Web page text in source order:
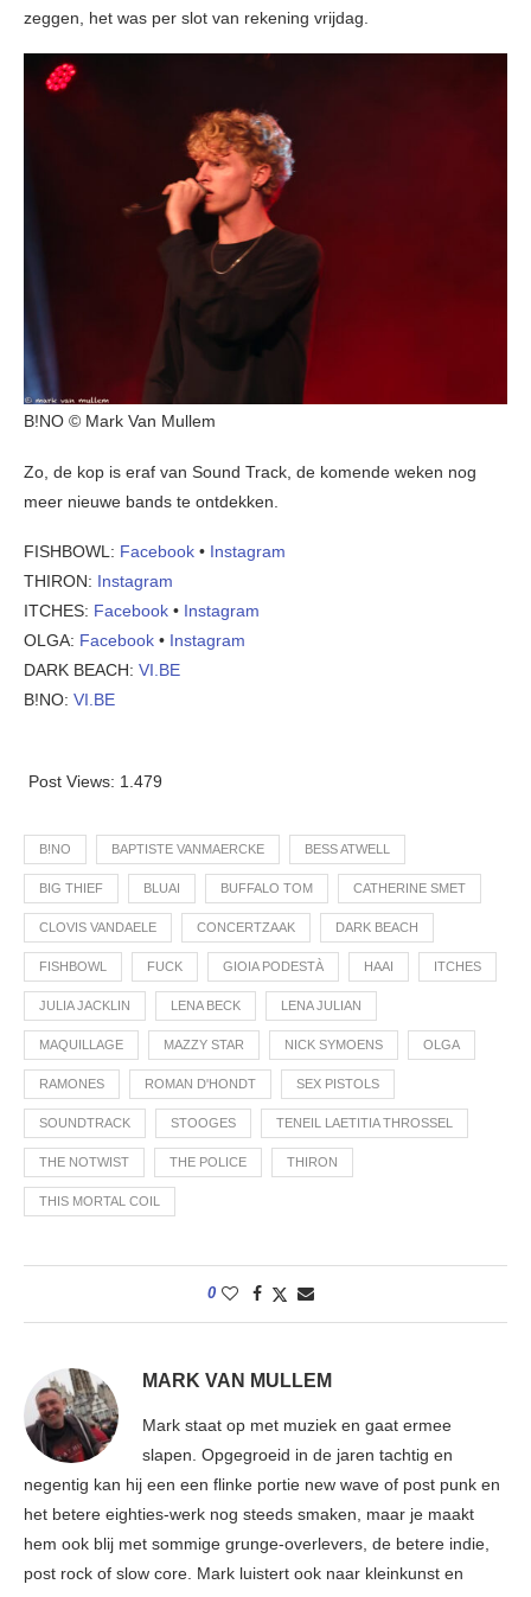
zeggen, het was per slot van rekening vrijdag.
B!NO © Mark Van Mullem
Zo, de kop is eraf van Sound Track, de komende weken nog
meer nieuwe bands te ontdekken.
FISHBOWL: Facebook • Instagram
THIRON: Instagram
ITCHES: Facebook • Instagram
OLGA: Facebook • Instagram
DARK BEACH: VI.BE
B!NO: VI.BE
Post Views: 1.479
B!NO BAPTISTE VANMAERCKE BESS ATWELL
BIG THIEF BLUAI BUFFALO TOM CATHERINE SMET
CLOVIS VANDAELE CONCERTZAAK DARK BEACH
FISHBOWL FUCK GIOIA PODESTÀ HAAI ITCHES
JULIA JACKLIN LENA BECK LENA JULIAN
MAQUILLAGE MAZZY STAR NICK SYMOENS OLGA
RAMONES ROMAN D'HONDT SEX PISTOLS
SOUNDTRACK STOOGES TENEIL LAETITIA THROSSEL
THE NOTWIST THE POLICE THIRON
THIS MORTAL COIL
0
MARK VAN MULLEM
Mark staat op met muziek en gaat ermee
slapen. Opgegroeid in de jaren tachtig en
negentig kan hij een een flinke portie new wave of post punk en
het betere eighties-werk nog steeds smaken, maar je maakt
hem ook blij met sommige grunge-overlevers, de betere indie,
post rock of slow core. Mark luistert ook naar kleinkunst en